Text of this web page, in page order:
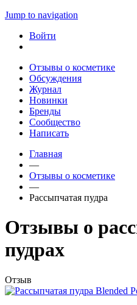
Jump to navigation
Войти
Отзывы о косметике
Обсуждения
Журнал
Новинки
Бренды
Сообщество
Написать
Главная
—
Отзывы о косметике
—
Рассыпчатая пудра
Отзывы о
пудрах
Отзыв